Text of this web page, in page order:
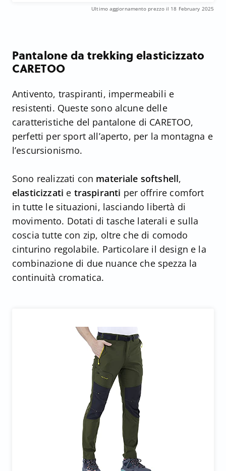
Ultimo aggiornamento prezzo il 18 February 2025
Pantalone da trekking elasticizzato
CARETOO
Antivento, traspiranti, impermeabili e
resistenti. Queste sono alcune delle
caratteristiche del pantalone di CARETOO,
perfetti per sport all’aperto, per la montagna e
l’escursionismo.
Sono realizzati con materiale softshell,
elasticizzati e traspiranti per offrire comfort
in tutte le situazioni, lasciando libertà di
movimento. Dotati di tasche laterali e sulla
coscia tutte con zip, oltre che di comodo
cinturino regolabile. Particolare il design e la
combinazione di due nuance che spezza la
continuità cromatica.